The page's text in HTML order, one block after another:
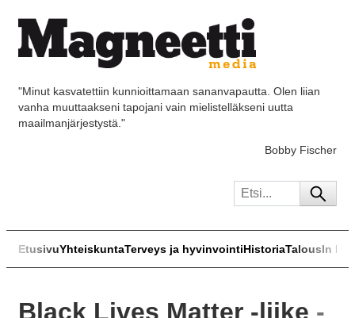
"Minut kasvatettiin kunnioittamaan sananvapautta. Olen liian
vanha muuttaakseni tapojani vain mielistelläkseni uutta
maailmanjärjestystä."
Bobby Fischer
EtusivuYhteiskuntaTerveys ja hyvinvointiHistoriaTalousIn
Black Lives Matter -liike -